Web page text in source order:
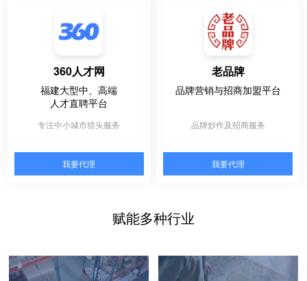
360人才网
福建大型中、高端
人才直聘平台
专注中小城市猎头服务
我要代理
老品牌
品牌营销与招商加盟平台
品牌炒作及招商服务
我要代理
赋能多种行业